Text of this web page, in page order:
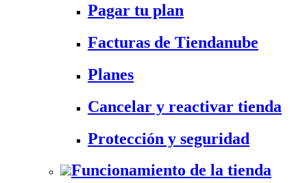
Pagar tu plan
Facturas de Tiendanube
Planes
Cancelar y reactivar tienda
Protección y seguridad
Funcionamiento de la tienda